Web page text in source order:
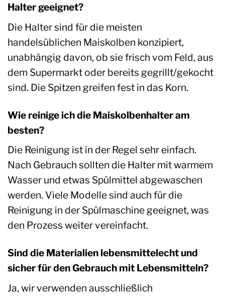
Halter geeignet?
Die Halter sind für die meisten
handelsüblichen Maiskolben konzipiert,
unabhängig davon, ob sie frisch vom Feld, aus
dem Supermarkt oder bereits gegrillt/gekocht
sind. Die Spitzen greifen fest in das Korn.
Wie reinige ich die Maiskolbenhalter am
besten?
Die Reinigung ist in der Regel sehr einfach.
Nach Gebrauch sollten die Halter mit warmem
Wasser und etwas Spülmittel abgewaschen
werden. Viele Modelle sind auch für die
Reinigung in der Spülmaschine geeignet, was
den Prozess weiter vereinfacht.
Sind die Materialien lebensmittelecht und
sicher für den Gebrauch mit Lebensmitteln?
Ja, wir verwenden ausschließlich